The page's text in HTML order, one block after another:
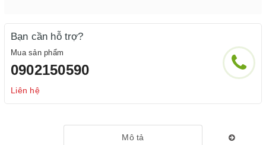
Bạn cần hỗ trợ?
Mua sản phẩm
0902150590
Liên hệ
Mô tả